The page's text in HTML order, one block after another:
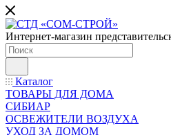
Интернет-магазин
Каталог
ТОВАРЫ ДЛЯ ДОМА
СИБИАР
ОСВЕЖИТЕЛИ ВОЗДУХА
УХОД ЗА ДОМОМ